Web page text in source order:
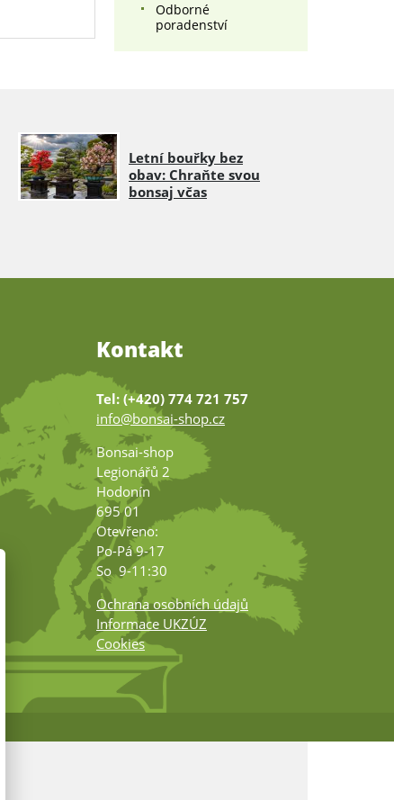
Odborné
poradenství
Letní bouřky bez
obav: Chraňte svou
bonsaj včas
Kontakt
Tel: (+420) 774 721 757
info@bonsai-shop.cz
Bonsai-shop
Legionářů 2
Hodonín
695 01
Otevřeno:
Po-Pá 9-17
So 9-11:30
Ochrana osobních údajů
Informace UKZÚZ
Cookies